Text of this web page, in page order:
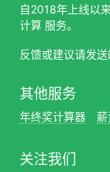
自2018年上线以
计算 服务。
反馈或建议请发
其他服务
年终奖计算器 薪
关注我们